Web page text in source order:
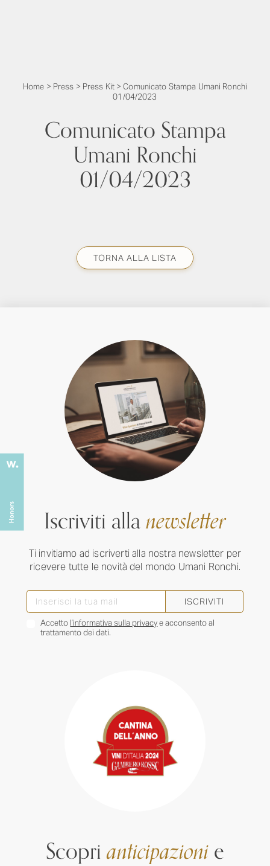
Home > Press > Press Kit>Comunicato Stampa Umani Ronchi
01/04/2023
Comunicato Stampa
Umani Ronchi
01/04/2023
TORNA ALLA LISTA
Iscriviti allanewsletter
Ti invitiamo ad iscriverti alla nostra newsletter per
ricevere tutte le novità del mondo Umani Ronchi.
ISCRIVITI
Accetto l’informativa sulla privacye acconsento al
trattamento dei dati.
Scoprianticipazionie